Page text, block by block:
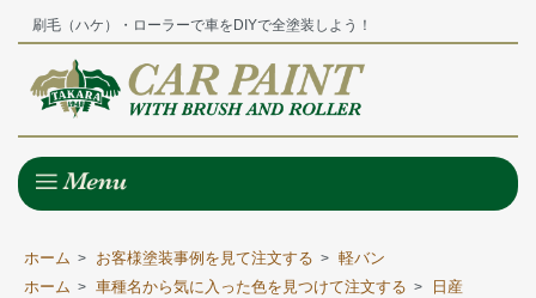
刷毛（ハケ）・ローラーで車をDIYで全塗装しよう！
ホーム > お客様塗装事例を見て注文する > 軽バン
ホーム > 車種名から気に入った色を見つけて注文する > 日産